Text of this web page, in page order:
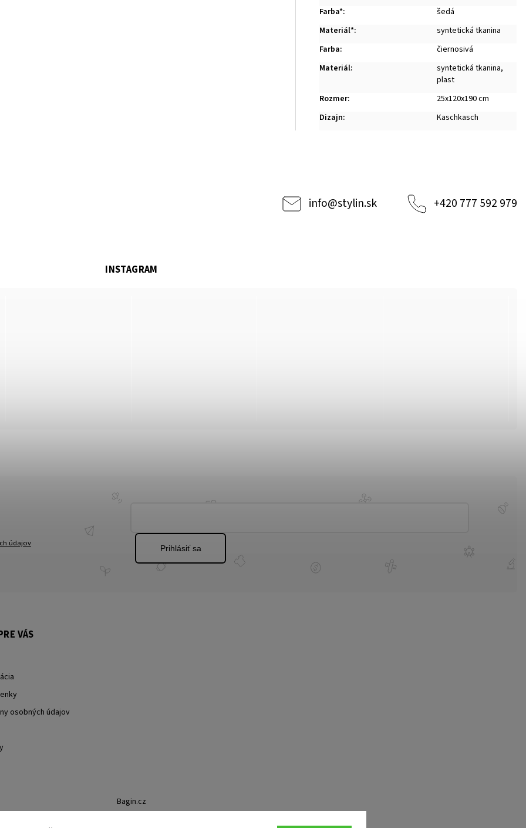
Farba*:
šedá
Materiál*:
syntetická tkanina
Farba:
čiernosivá
Materiál:
syntetická tkanina,
plast
Rozmer:
25x120x190 cm
Dizajn: Kaschkasch
info@stylin.sk +420 777 592 979
VÁS
osobných údajov
INSTAGRAM
údajov
Prihlásiť sa
Bagin.cz